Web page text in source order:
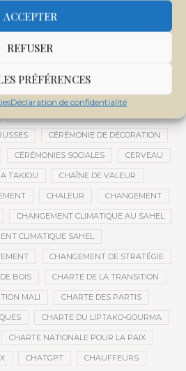
ACCEPTER
REFUSER
PRÉFÉRENCES
Déclaration de confidentialité
ARTIFICIELLE
CENTRE DU MALI
DE CONFÉRENCES DE BAMAKO
CENTRE MALI
ET CONCOURS DE L’ÉDUCATION
CÉRÉMONIE DE DÉCORATION
CÉRÉMONIES SOCIALES CERVEAU
TAKIOU CHAÎNE DE VALEUR
CHALEUR CHANGEMENT
CHANGEMENT CLIMATIQUE AU SAHEL
CLIMATIQUE SAHEL
CHANGEMENT DE STRATÉGIE
BOIS CHARTE DE LA TRANSITION
MALI CHARTE DES PARTIS
CHARTE DU LIPTAKO-GOURMA
CHARTE NATIONALE POUR LA PAIX
CHATGPT CHAUFFEURS